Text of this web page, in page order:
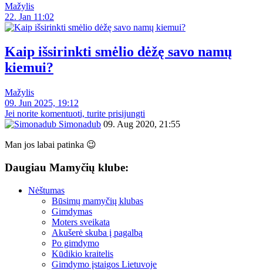
Mažylis
22. Jan 11:02
Kaip išsirinkti smėlio dėžę savo namų
kiemui?
Mažylis
09. Jun 2025, 19:12
Jei norite komentuoti, turite prisijungti
Simonadub 09. Aug 2020, 21:55
Man jos labai patinka 😉
Daugiau Mamyčių klube:
Nėštumas
Būsimų mamyčių klubas
Gimdymas
Moters sveikata
Akušerė skuba į pagalbą
Po gimdymo
Kūdikio kraitelis
Gimdymo įstaigos Lietuvoje